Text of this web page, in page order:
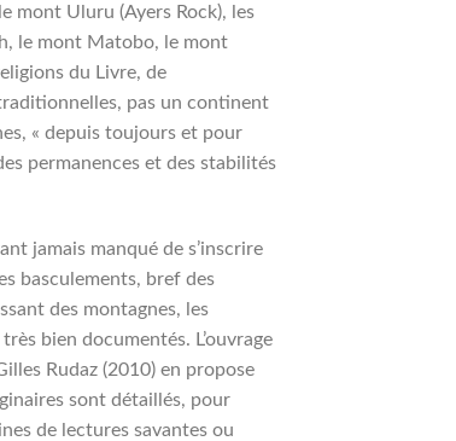
mont Uluru (Ayers Rock), les
le mont Matobo, le mont
du Livre, de
pas un continent
« depuis toujours et pour
permanences et des stabilités
jamais manqué de s’inscrire
basculements, bref des
des montagnes, les
bien documentés. L’ouvrage
Rudaz (2010) en propose
sont détaillés, pour
de lectures savantes ou